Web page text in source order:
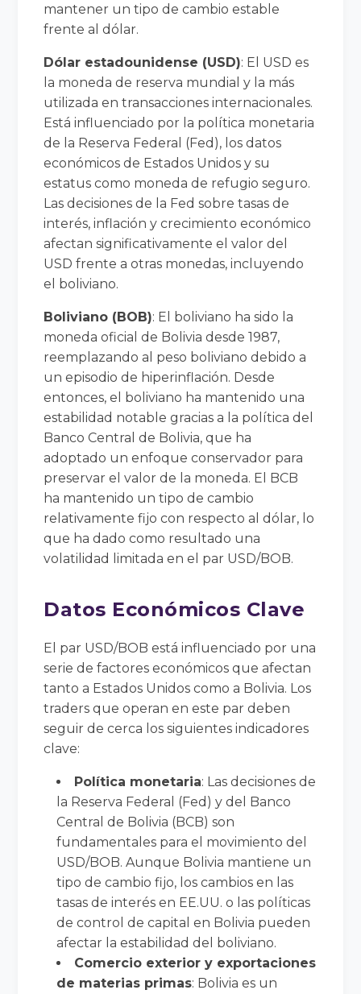
mantener un tipo de cambio estable
frente al dólar.
Dólar estadounidense (USD): El USD es
la moneda de reserva mundial y la más
utilizada en transacciones internacionales.
Está influenciado por la política monetaria
de la Reserva Federal (Fed), los datos
económicos de Estados Unidos y su
estatus como moneda de refugio seguro.
Las decisiones de la Fed sobre tasas de
interés, inflación y crecimiento económico
afectan significativamente el valor del
USD frente a otras monedas, incluyendo
el boliviano.
Boliviano (BOB): El boliviano ha sido la
moneda oficial de Bolivia desde 1987,
reemplazando al peso boliviano debido a
un episodio de hiperinflación. Desde
entonces, el boliviano ha mantenido una
estabilidad notable gracias a la política del
Banco Central de Bolivia, que ha
adoptado un enfoque conservador para
preservar el valor de la moneda. El BCB
ha mantenido un tipo de cambio
relativamente fijo con respecto al dólar, lo
que ha dado como resultado una
volatilidad limitada en el par USD/BOB.
Datos Económicos Clave
El par USD/BOB está influenciado por una
serie de factores económicos que afectan
tanto a Estados Unidos como a Bolivia. Los
traders que operan en este par deben
seguir de cerca los siguientes indicadores
clave:
Política monetaria: Las decisiones de
la Reserva Federal (Fed) y del Banco
Central de Bolivia (BCB) son
fundamentales para el movimiento del
USD/BOB. Aunque Bolivia mantiene un
tipo de cambio fijo, los cambios en las
tasas de interés en EE.UU. o las políticas
de control de capital en Bolivia pueden
afectar la estabilidad del boliviano.
Comercio exterior y exportaciones
de materias primas: Bolivia es un